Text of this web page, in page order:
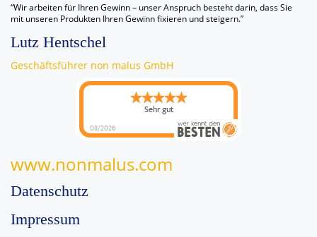
“Wir arbeiten für Ihren Gewinn – unser Anspruch besteht darin, dass Sie
mit unseren Produkten Ihren Gewinn fixieren und steigern.”
Lutz Hentschel
Geschäftsführer non malus GmbH
Sehr gut
08/2026
www.nonmalus.com
Datenschutz
Impressum